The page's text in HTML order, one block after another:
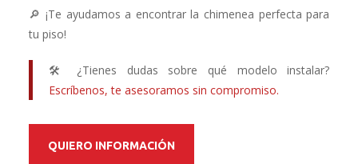
🔎 ¡Te ayudamos a encontrar la chimenea perfecta para
tu piso!
🛠️ ¿Tienes dudas sobre qué modelo instalar?
Escríbenos, te asesoramos sin compromiso.
QUIERO INFORMACIÓN